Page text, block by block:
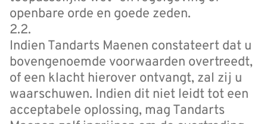
openbare orde en goede zeden.
2.2.
Indien Tandarts Maenen constateert dat u
bovengenoemde voorwaarden overtreedt,
of een klacht hierover ontvangt, zal zij u
waarschuwen. Indien dit niet leidt tot een
acceptabele oplossing, mag Tandarts